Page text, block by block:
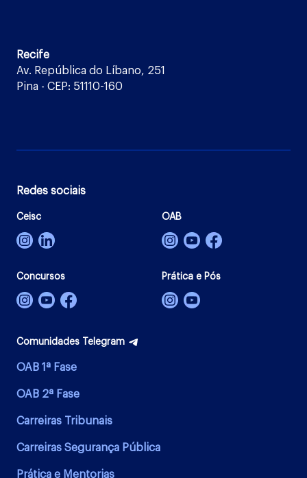
Recife
Av. República do Líbano, 251
Pina - CEP: 51110-160
Redes sociais
Ceisc OAB
Concursos Prática e Pós
Comunidades Telegram
OAB 1ª Fase
OAB 2ª Fase
Carreiras Tribunais
Carreiras Segurança Pública
Prática e Mentorias